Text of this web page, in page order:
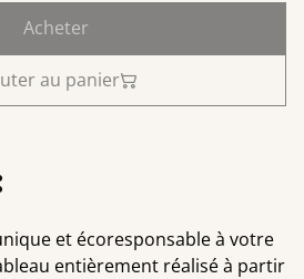
Acheter
au panier
et écoresponsable à votre
entièrement réalisé à partir